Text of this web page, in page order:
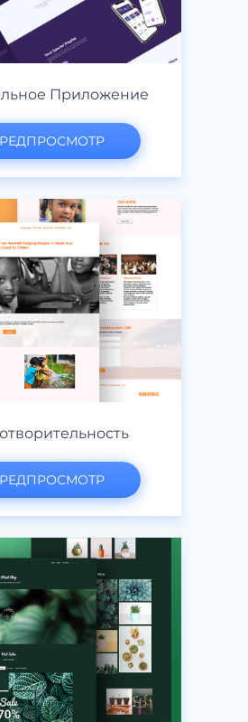
Приложение